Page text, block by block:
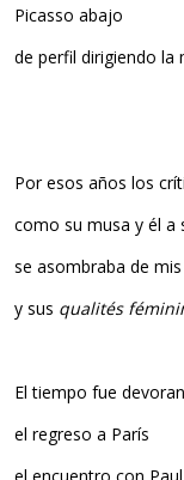
Picasso abajo
de perfil dirigiendo la
Por esos años los
como su musa y él a
se asombraba de
y sus qualités
El tiempo fue
el regreso a París